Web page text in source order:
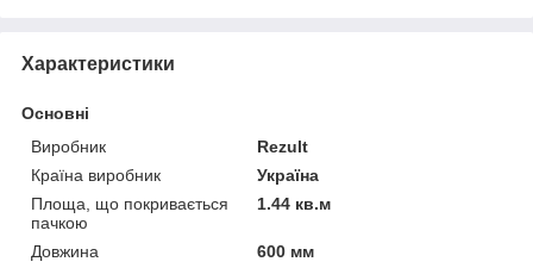
Характеристики
Основні
Виробник
Rezult
Країна виробник
Україна
Площа, що покривається
пачкою
1.44 кв.м
Довжина
600 мм